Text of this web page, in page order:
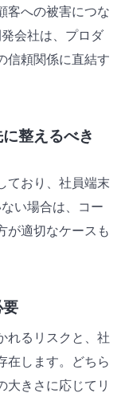
客への被害につな
会社は、プロダ
信頼関係に直結す
整えるべき
ており、社員端末
い場合は、コー
が適切なケースも
れるリスクと、社
在します。どちら
大きさに応じてリ